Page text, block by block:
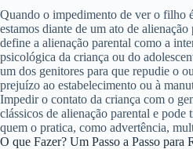
Quando o impedimento de ver o filho
estamos diante de um ato de alienação
define a alienação parental como a
psicológica da criança ou do
um dos genitores para que repudie o
prejuízo ao estabelecimento ou à
Impedir o contato da criança com o
clássicos de alienação parental e pode
quem o pratica, como advertência,
O que Fazer? Um Passo a Passo para